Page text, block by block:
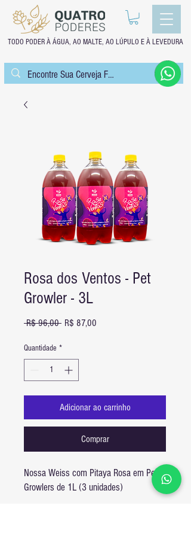
TODO PODER À ÁGUA, AO MALTE, AO LÚPULO E À LEVEDURA
Rosa dos Ventos - Pet
Growler - 3L
R$ 96,00 Preço
R$ 87,00
Quantidade *
Adicionar ao carrinho
Comprar
Nossa Weiss com Pitaya Rosa em Pet
Growlers de 1L (3 unidades)